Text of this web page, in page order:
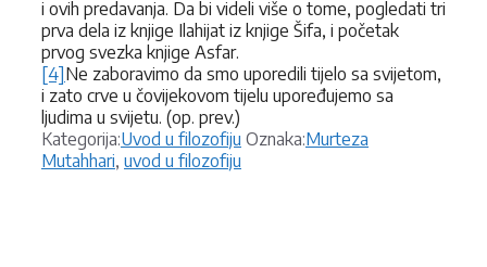
i ovih predavanja. Da bi videli više o tome, pogledati tri
prva dela iz knjige Ilahijat iz knjige Šifa, i početak
prvog svezka knjige Asfar.
[4]Ne zaboravimo da smo uporedili tijelo sa svijetom,
i zato crve u čovijekovom tijelu upoređujemo sa
ljudima u svijetu. (op. prev.)
Kategorija:Kategorije
Uvod u filozofiju Oznaka:Oznake
Murteza
Mutahhari, uvod u filozofiju